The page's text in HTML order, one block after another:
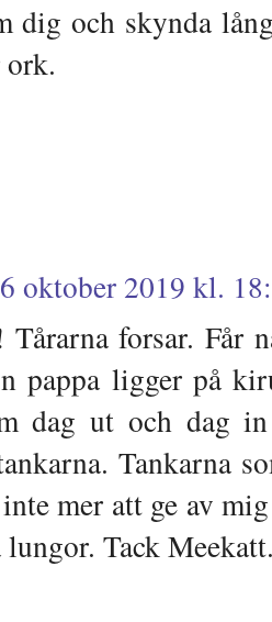
dig och skynda
oktober 2019 kl.
Tårarna forsar.
pappa ligger på
dag ut och dag
Tankarna
mer att ge av
Tack